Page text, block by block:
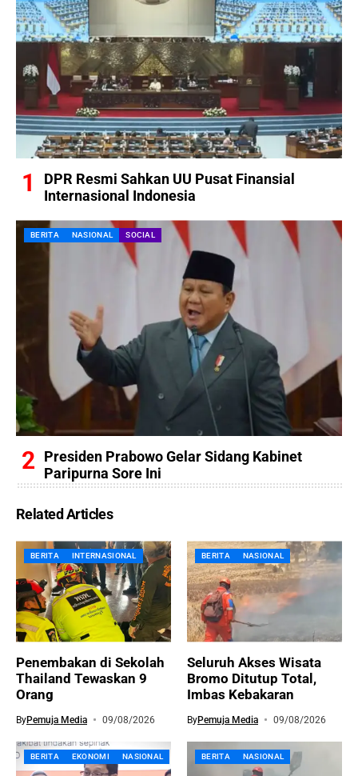
DPR Resmi Sahkan UU Pusat Finansial
Internasional Indonesia
BERITA NASIONAL SOCIAL
Presiden Prabowo Gelar Sidang Kabinet
Paripurna Sore Ini
Related Articles
BERITA INTERNASIONAL
Penembakan di Sekolah
Thailand Tewaskan 9
Orang
ByPemuja Media 09/08/2026
BERITA NASIONAL
Seluruh Akses Wisata
Bromo Ditutup Total,
Imbas Kebakaran
ByPemuja Media 09/08/2026
BERITA EKONOMI NASIONAL BERITA NASIONAL